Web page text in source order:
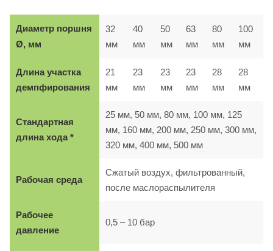
Диаметр поршня
Ø, мм
32
мм
40
мм
50
мм
63
мм
80
мм
100
мм
Длина участка
демпфирования
21
мм
23
мм
23
мм
23
мм
28
мм
28
мм
Стандартная
длина хода *
25 мм, 50 мм, 80 мм, 100 мм, 125
мм, 160 мм, 200 мм, 250 мм, 300 мм,
320 мм, 400 мм, 500 мм
Рабочая среда
Сжатый воздух, фильтрованный,
после маслораспылителя
Рабочее
давление
0,5 – 10 бар